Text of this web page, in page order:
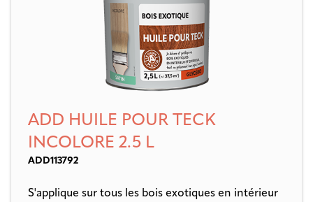
ADD HUILE POUR TECK
INCOLORE 2.5 L
ADD113792
S'applique sur tous les bois exotiques en intérieur